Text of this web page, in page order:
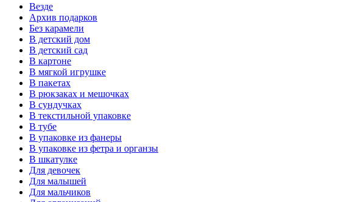
Везде
Архив подарков
Без карамели
В детский дом
В детский сад
В картоне
В мягкой игрушке
В пакетах
В рюкзаках и мешочках
В сундучках
В текстильной упаковке
В тубе
В упаковке из фанеры
В упаковке из фетра и органзы
В шкатулке
Для девочек
Для малышей
Для мальчиков